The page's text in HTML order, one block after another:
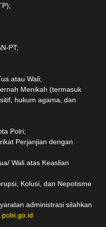
PT;
atau Wali;
Menikah (termasuk
hukum agama, dan
Polri;
Perjanjian dengan
Wali atas Keaslian
Kolusi, dan Nepotisme
administrasi silahkan